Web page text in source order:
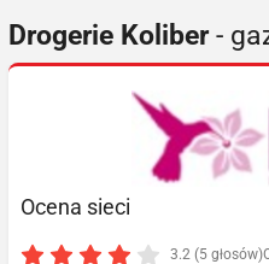
Drogerie Koliber-
Ocena sieci
3.2 (5 głosów)